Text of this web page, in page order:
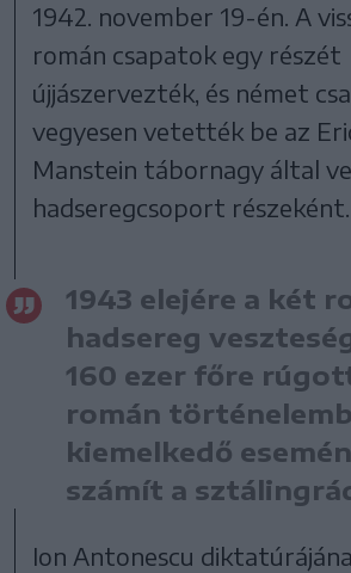
1942. november 19-én. A
román csapatok egy részét
újjászervezték, és német
vegyesen vetették be az
Manstein tábornagy által
hadseregcsoport
1943 elejére a két
hadsereg
160 ezer főre
román
kiemelkedő
számít a
Ion Antonescu